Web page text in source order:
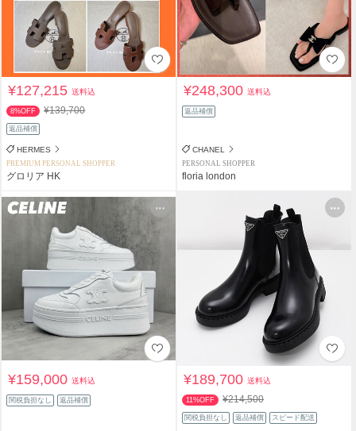
¥127,215送料込
8%OFF ¥139,700
返品補償
HERMES
PREMIUM PERSONAL SHOPPER
グロリア HK
¥248,300送料込
返品補償
CHANEL
PERSONAL SHOPPER
floria london
¥159,000送料込
関税負担なし 返品補償
¥189,700送料込
11%OFF ¥214,500
関税負担なし 返品補償 スピード配送